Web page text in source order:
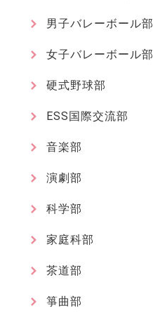
男子バレーボール部
女子バレーボール部
硬式野球部
ESS国際交流部
音楽部
演劇部
科学部
家庭科部
茶道部
箏曲部